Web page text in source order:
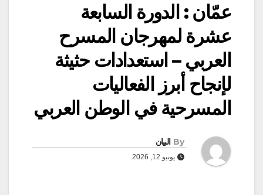
عمّان : الدورة السابعة
عشرة لمهرجان المسرح
العربي – استعدادات حثيثة
لإنجاح أبرز الفعاليات
المسرحية في الوطن العربي
By البيان
يونيو 12, 2026